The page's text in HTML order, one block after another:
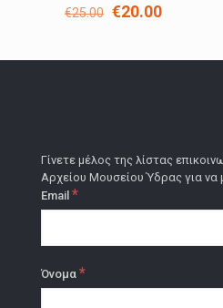
€25.00 Original
€25.00.
€20.00Η
είναι:
Γίνετε μέλος της λίστας
Αρχείου Μουσείου Ύδρας για να
Email *
Όνομα *